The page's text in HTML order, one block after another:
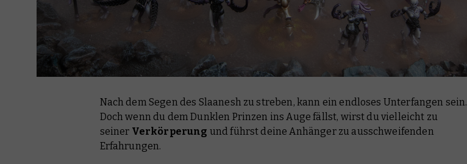
Nach dem Segen des Slaanesh zu streben, kann ein endloses Unterfangen sein.
Doch wenn du dem Dunklen Prinzen ins Auge fällst, wirst du vielleicht zu
seiner Verkörperung und führst deine Anhänger zu ausschweifenden
Erfahrungen.